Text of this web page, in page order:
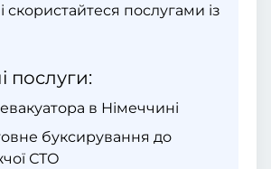
скористайтеся послугами із
послуги:
в Німеччині
буксирування до
СТО